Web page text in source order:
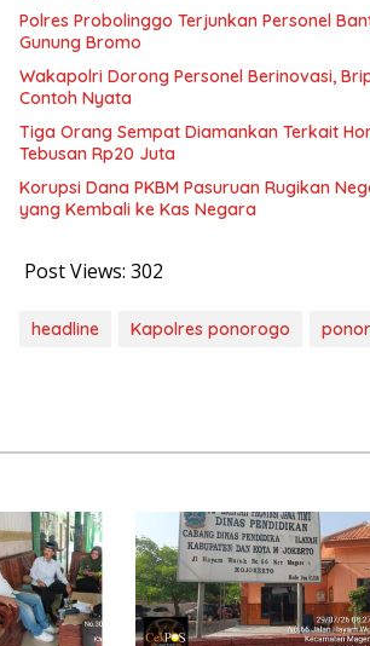
Polres Probolinggo Terjunkan Personel
Gunung Bromo
Wakapolri Dorong Personel Berinovasi,
Contoh Nyata
Tiga Orang Sempat Diamankan Terkait
Tebusan Rp20 Juta
Korupsi Dana PKBM Pasuruan Rugikan
yang Kembali ke Kas Negara
Post Views: 302
headline Kapolres ponorogo